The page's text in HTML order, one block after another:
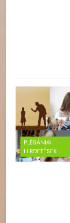
PLÉBÁNIAI
HIRDETÉSEK